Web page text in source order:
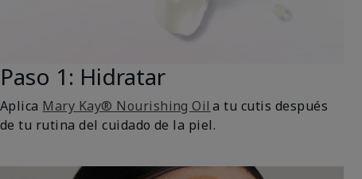
Paso 1: Hidratar
Aplica Mary Kay® Nourishing Oil a tu cutis después
de tu rutina del cuidado de la piel.